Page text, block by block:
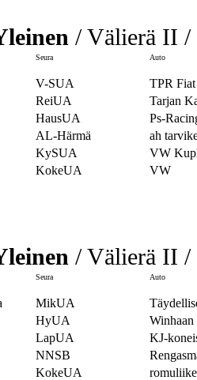
/ Välierä II /
Seura
Auto
V-SUA TPR Fiat
ReiUA Tarjan
HausUA Ps-
AL-Härmä ah
KySUA VW
KokeUA VW
/ Välierä II /
Seura
Auto
MikUA
HyUA
LapUA KJ-
NNSB
KokeUA